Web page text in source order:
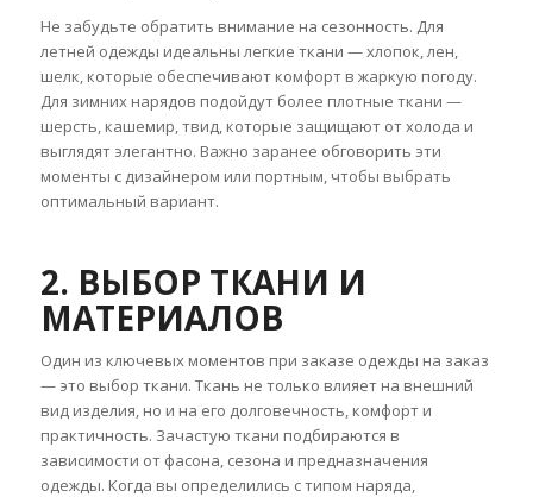
Не забудьте обратить внимание на сезонность. Для
летней одежды идеальны легкие ткани — хлопок, лен,
шелк, которые обеспечивают комфорт в жаркую погоду.
Для зимних нарядов подойдут более плотные ткани —
шерсть, кашемир, твид, которые защищают от холода и
выглядят элегантно. Важно заранее обговорить эти
моменты с дизайнером или портным, чтобы выбрать
оптимальный вариант.
2. ВЫБОР ТКАНИ И
МАТЕРИАЛОВ
Один из ключевых моментов при заказе одежды на заказ
— это выбор ткани. Ткань не только влияет на внешний
вид изделия, но и на его долговечность, комфорт и
практичность. Зачастую ткани подбираются в
зависимости от фасона, сезона и предназначения
одежды. Когда вы определились с типом наряда,